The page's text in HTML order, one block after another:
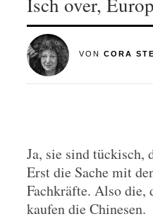
VON CORA
Ja, sie sind tückisch,
Erst die Sache mit
Fachkräfte. Also die,
kaufen die Chinesen.